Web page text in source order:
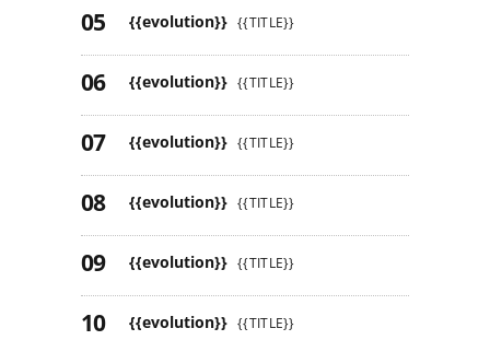
{{evolution}} {{TITLE}}
{{evolution}} {{TITLE}}
{{evolution}} {{TITLE}}
{{evolution}} {{TITLE}}
{{evolution}} {{TITLE}}
{{evolution}} {{TITLE}}